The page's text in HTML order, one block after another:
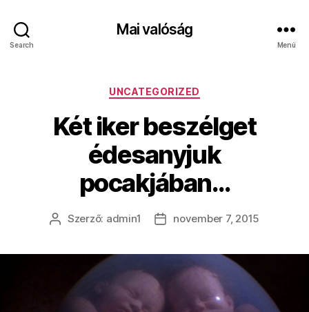
Search
Mai valóság
Menü
Kategóriák
UNCATEGORIZED
Két iker beszélget
édesanyjuk
pocakjában…
Bejegyzés
Szerző: admin1
Bejegyzés
november 7, 2015